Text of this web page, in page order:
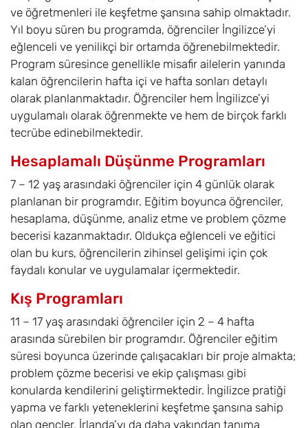
ve öğretmenleri ile keşfetme şansına sahip olmaktadır.
Yıl boyu süren bu programda, öğrenciler İngilizce’yi
eğlenceli ve yenilikçi bir ortamda öğrenebilmektedir.
Program süresince genellikle misafir ailelerin yanında
kalan öğrencilerin hafta içi ve hafta sonları detaylı
olarak planlanmaktadır. Öğrenciler hem İngilizce’yi
uygulamalı olarak öğrenmekte ve hem de birçok farklı
tecrübe edinebilmektedir.
Hesaplamalı Düşünme Programları
7 – 12 yaş arasındaki öğrenciler için 4 günlük olarak
planlanan bir programdır. Eğitim boyunca öğrenciler,
hesaplama, düşünme, analiz etme ve problem çözme
becerisi kazanmaktadır. Oldukça eğlenceli ve eğitici
olan bu kurs, öğrencilerin zihinsel gelişimi için çok
faydalı konular ve uygulamalar içermektedir.
Kış Programları
11 – 17 yaş arasındaki öğrenciler için 2 – 4 hafta
arasında sürebilen bir programdır. Öğrenciler eğitim
süresi boyunca üzerinde çalışacakları bir proje almakta;
problem çözme becerisi ve ekip çalışması gibi
konularda kendilerini geliştirmektedir. İngilizce pratiği
yapma ve farklı yeteneklerini keşfetme şansına sahip
olan gençler, İrlanda’yı da daha yakından tanıma